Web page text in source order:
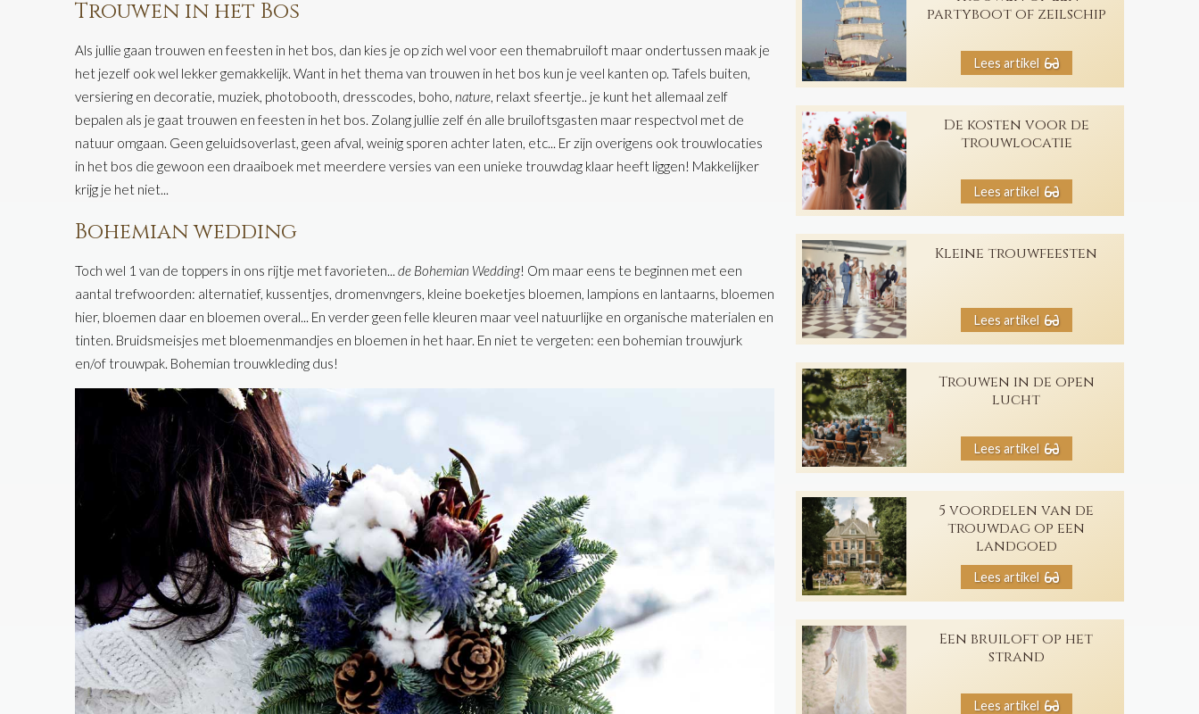
Trouwen in het Bos
Als jullie gaan trouwen en feesten in het bos, dan kies je op zich wel voor een themabruiloft maar ondertussen maak je
het jezelf ook wel lekker gemakkelijk. Want in het thema van trouwen in het bos kun je veel kanten op. Tafels buiten,
versiering en decoratie, muziek, photobooth, dresscodes, boho, nature, relaxt sfeertje.. je kunt het allemaal zelf
bepalen als je gaat trouwen en feesten in het bos. Zolang jullie zelf én alle bruiloftsgasten maar respectvol met de
natuur omgaan. Geen geluidsoverlast, geen afval, weinig sporen achter laten, etc... Er zijn overigens ook trouwlocaties
in het bos die gewoon een draaiboek met meerdere versies van een unieke trouwdag klaar heeft liggen! Makkelijker
krijg je het niet...
Bohemian wedding
Toch wel 1 van de toppers in ons rijtje met favorieten... de Bohemian Wedding! Om maar eens te beginnen met een
aantal trefwoorden: alternatief, kussentjes, dromenvngers, kleine boeketjes bloemen, lampions en lantaarns, bloemen
hier, bloemen daar en bloemen overal... En verder geen felle kleuren maar veel natuurlijke en organische materialen en
tinten. Bruidsmeisjes met bloemenmandjes en bloemen in het haar. En niet te vergeten: een bohemian trouwjurk
en/of trouwpak. Bohemian trouwkleding dus!
partyboot of zeilschip
Lees artikel
De kosten voor de
trouwlocatie
Lees artikel
Kleine trouwfeesten
Lees artikel
Trouwen in de open
lucht
Lees artikel
5 voordelen van de
trouwdag op een
landgoed
Lees artikel
Een bruiloft op het
strand
Lees artikel